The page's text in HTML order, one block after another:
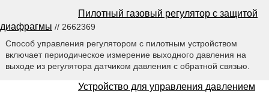
Пилотный газовый регулятор с защитой
диафрагмы // 2662369
Способ управления регулятором с пилотным устройством
включает периодическое измерение выходного давления на
выходе из регулятора датчиком давления с обратной связью.
Устройство для управления давлением